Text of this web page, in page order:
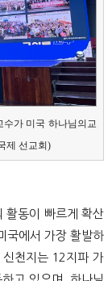
가 미국 하나님의교
제 선교회)
활동이 빠르게 확산
국에서 가장 활발하
신천지는 12지파 가